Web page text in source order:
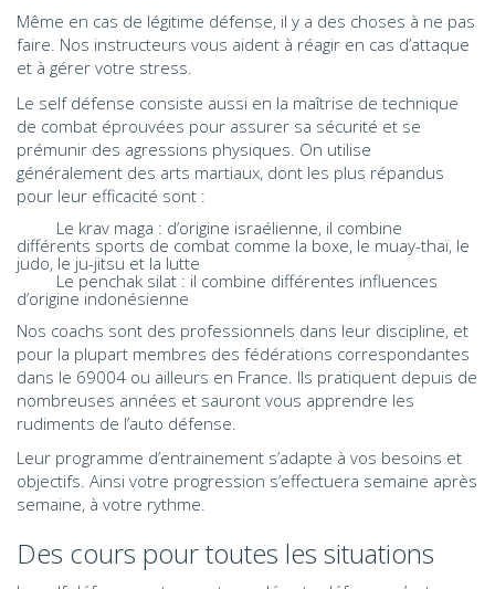
Même en cas de légitime défense, il y a des choses à ne pas
faire. Nos instructeurs vous aident à réagir en cas d’attaque
et à gérer votre stress.
Le self défense consiste aussi en la maîtrise de technique
de combat éprouvées pour assurer sa sécurité et se
prémunir des agressions physiques. On utilise
généralement des arts martiaux, dont les plus répandus
pour leur efficacité sont :
Le krav maga : d’origine israélienne, il combine
différents sports de combat comme la boxe, le muay-thaï, le
judo, le ju-jitsu et la lutte
Le penchak silat : il combine différentes influences
d’origine indonésienne
Nos coachs sont des professionnels dans leur discipline, et
pour la plupart membres des fédérations correspondantes
dans le 69004 ou ailleurs en France. Ils pratiquent depuis de
nombreuses années et sauront vous apprendre les
rudiments de l’auto défense.
Leur programme d’entrainement s’adapte à vos besoins et
objectifs. Ainsi votre progression s’effectuera semaine après
semaine, à votre rythme.
Des cours pour toutes les situations